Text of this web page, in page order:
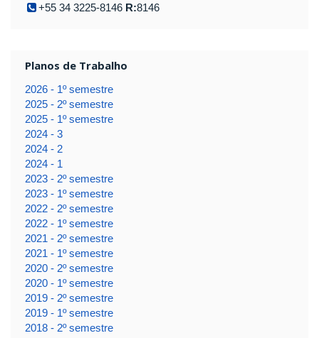
+55 34 3225-8146 R:8146
Planos de Trabalho
2026 - 1º semestre
2025 - 2º semestre
2025 - 1º semestre
2024 - 3
2024 - 2
2024 - 1
2023 - 2º semestre
2023 - 1º semestre
2022 - 2º semestre
2022 - 1º semestre
2021 - 2º semestre
2021 - 1º semestre
2020 - 2º semestre
2020 - 1º semestre
2019 - 2º semestre
2019 - 1º semestre
2018 - 2º semestre